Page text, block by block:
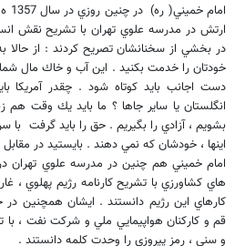
ارتش در مدرسه علوي تهران با تشريح نقش
در بخشي از سخنانشان تصريح كردند : از
خودتان را خدمت بكنيد . اين آب و خاك مال
دست اجانب بايد كوتاه شود . چقدر آمريكا
انگلستان يا ساير جاها ؟ ما بايد يك وقت هم
بشويم ، آزادي را بگيريم . حق را بايد گرفت با
اينها ، خودشان كه نمي دهند . بايستيد در مقابل
امام خميني هم چنين در مدرسه علوي تهران
هاي كشاورزي با تشريح كارنامه رژيم پهلوي ،
كارهاي اين رژيم دانستند . ايشان همچنين
قم و كاركنان هواپيمايي ملي و شركت نفت ، با
و سني ، رمز پيروزي را وحدت كلمه دانستند .